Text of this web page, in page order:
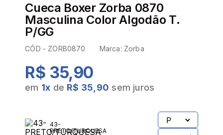
Cueca Boxer Zorba 0870
Masculina Color Algodão T.
P/GG
CÓD - ZORB0870 Marca: Zorba
R$ 35,90
em 1x de R$ 35,90 sem juros
TABELA DE MEDIDAS